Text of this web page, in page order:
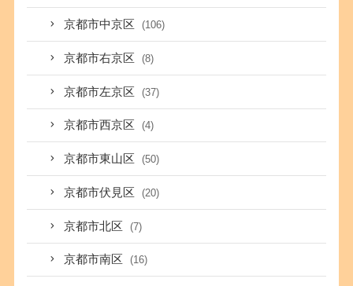
京都市中京区 (106)
京都市右京区 (8)
京都市左京区 (37)
京都市西京区 (4)
京都市東山区 (50)
京都市伏見区 (20)
京都市北区 (7)
京都市南区 (16)